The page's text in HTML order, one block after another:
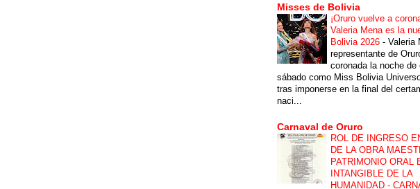
Misses de Bolivia
¡Oruro vuelve a
Valeria Mena es la
Bolivia 2026 - Valeria
representante de
coronada la noche de
sábado como Miss Bolivia
tras imponerse en la final del
naci...
Carnaval de Oruro
ROL DE INGRESO
DE LA OBRA
PATRIMONIO ORAL
INTANGIBLE DE LA
HUMANIDAD -